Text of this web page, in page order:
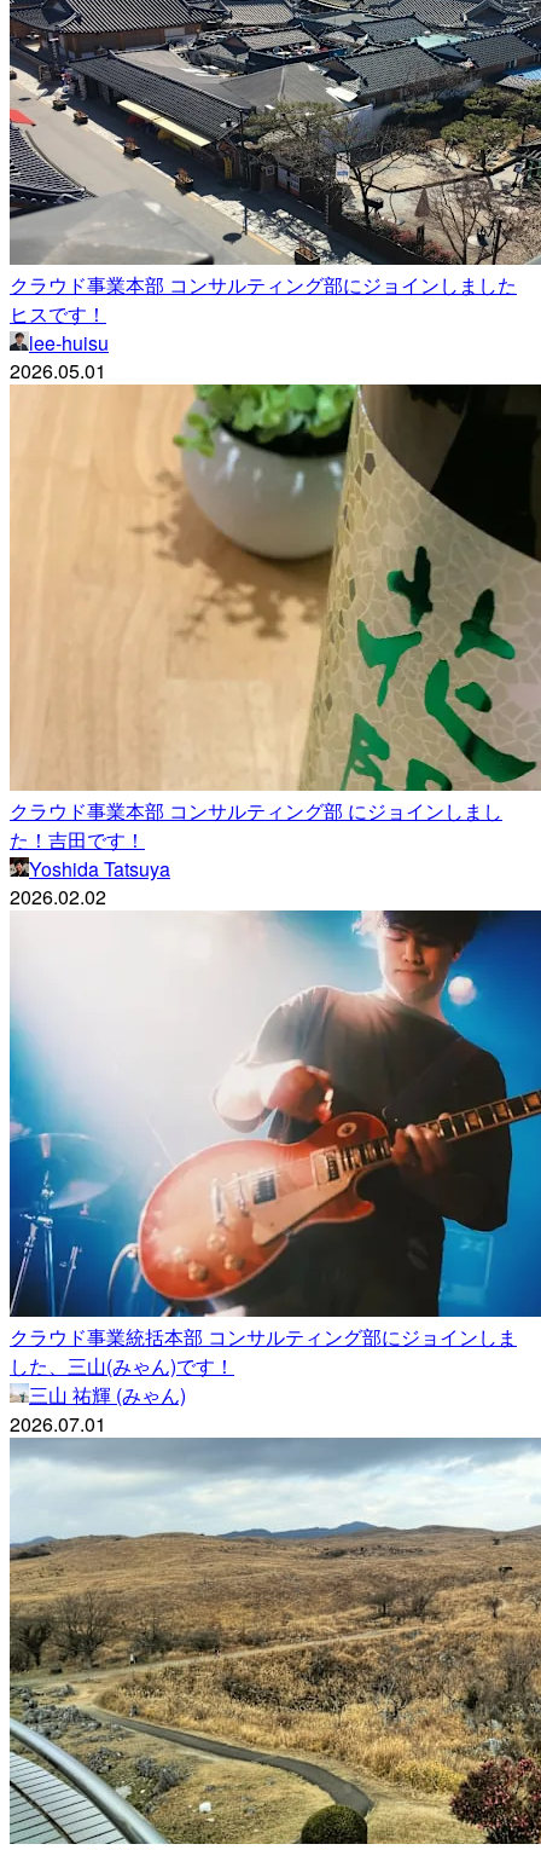
クラウド事業本部 コンサルティング部にジョインしました
ヒスです！
lee-huisu
2026.05.01
クラウド事業本部 コンサルティング部 にジョインしまし
た！吉田です！
Yoshida Tatsuya
2026.02.02
クラウド事業統括本部 コンサルティング部にジョインしま
した、三山(みゃん)です！
三山 祐輝 (みゃん)
2026.07.01